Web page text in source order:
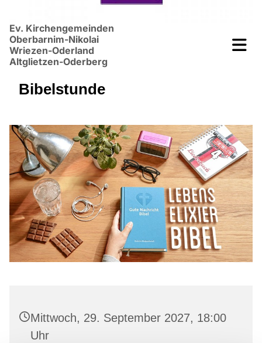
Ev. Kirchengemeinden
Oberbarnim-Nikolai
Wriezen-Oderland
Altglietzen-Oderberg
Bibelstunde
Mittwoch, 29. September 2027, 18:00
Uhr